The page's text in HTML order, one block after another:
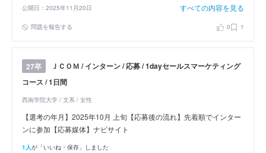
公開日：2025年11月20日 すべての内容を見る
問題を報告する 0 1
27卒
ＪＣＯＭ / インターン / 応募 / 1dayセールスマーケティング
コース / 1日間
西南学院大学 / 文系 / 女性
【選考の年月】2025年10月 上旬【応募後の流れ】先着順でインター
ンに参加【応募媒体】ナビサイト
1人が「いいね・保存」しました